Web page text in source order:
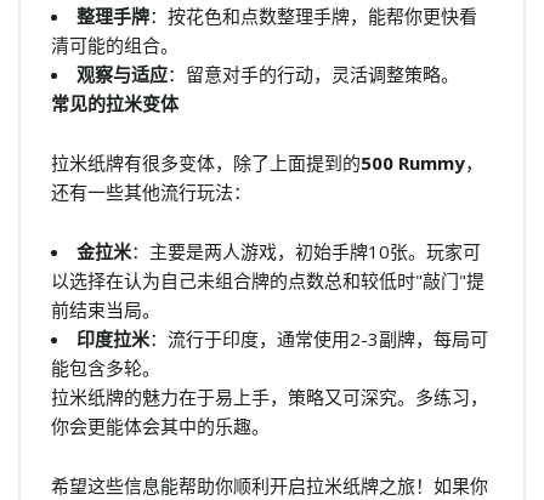
整理手牌：按花色和点数整理手牌，能帮你更快看
清可能的组合。
观察与适应：留意对手的行动，灵活调整策略。
常见的拉米变体
拉米纸牌有很多变体，除了上面提到的500 Rummy，
还有一些其他流行玩法：
金拉米：主要是两人游戏，初始手牌10张。玩家可
以选择在认为自己未组合牌的点数总和较低时"敲门"提
前结束当局。
印度拉米：流行于印度，通常使用2-3副牌，每局可
能包含多轮。
拉米纸牌的魅力在于易上手，策略又可深究。多练习，
你会更能体会其中的乐趣。
希望这些信息能帮助你顺利开启拉米纸牌之旅！如果你